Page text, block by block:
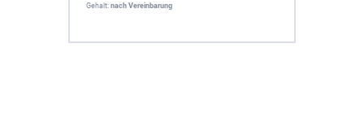
Gehalt: nach Vereinbarung